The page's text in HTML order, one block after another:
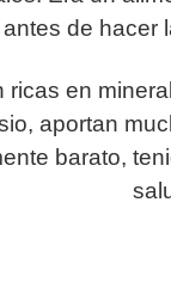
de hacer
en
aportan
barato,